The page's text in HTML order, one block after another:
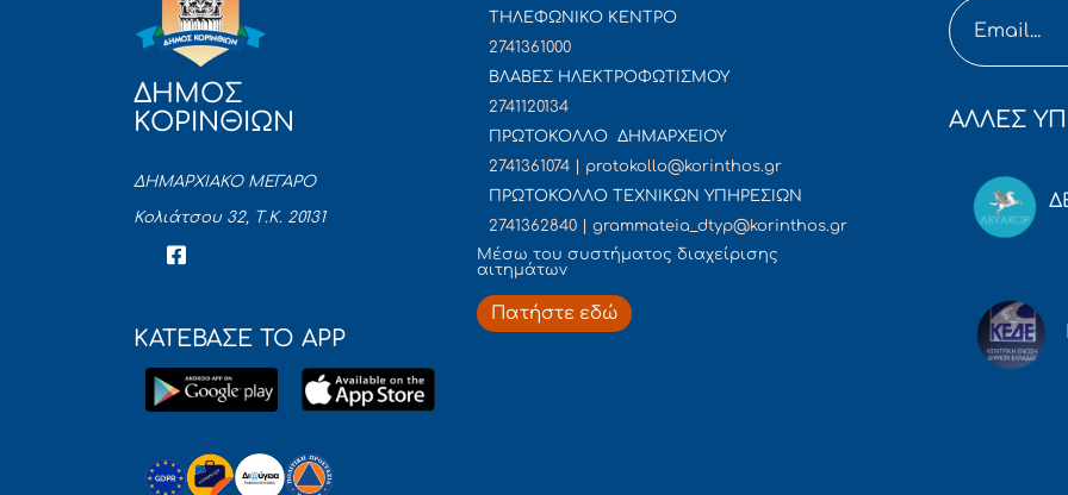
ΔΗΜΟΣ
ΚΟΡΙΝΘΙΩΝ
ΔΗΜΑΡΧΙΑΚΟ ΜΕΓΑΡΟ
Κολιάτσου 32, Τ.Κ. 20131
ΚΑΤΕΒΑΣΕ ΤΟ APP
ΤΗΛΕΦΩΝΙΚΟ ΚΕΝΤΡΟ
2741361000
ΒΛΑΒΕΣ ΗΛΕΚΤΡΟΦΩΤΙΣΜΟΥ
2741120134
ΠΡΩΤΟΚΟΛΛΟ ΔΗΜΑΡΧΕΙΟΥ
2741361074 | protokollo@korinthos.gr
ΠΡΩΤΟΚΟΛΛΟ ΤΕΧΝΙΚΩΝ ΥΠΗΡΕΣΙΩΝ
2741362840 | grammateia_dtyp@korinthos.gr
Mέσω του συστήματος διαχείρισης
αιτημάτων
Πατήστε εδώ
ΑΛΛΕΣ